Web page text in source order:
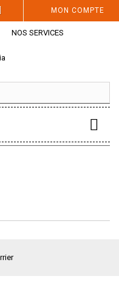
MON COMPTE
NOS SERVICES